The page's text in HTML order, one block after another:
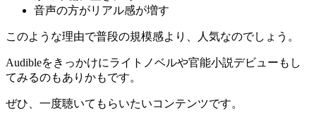
音声の方がリアル感が増す
このような理由で普段の規模感より、人気なのでしょう。
Audibleをきっかけにライトノベルや官能小説デビューもし
てみるのもありかもです。
ぜひ、一度聴いてもらいたいコンテンツです。